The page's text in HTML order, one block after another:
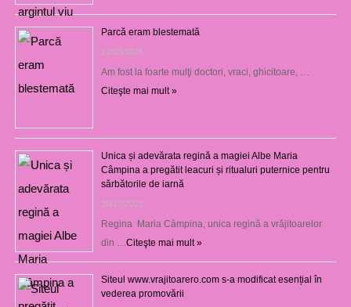
Parcă eram blestemată
12/03/2025
Am fost la foarte mulţi doctori, vraci, ghicitoare, …
Citeşte mai mult »
Unica și adevărata regină a magiei Albe Maria
Câmpina a pregătit leacuri și ritualuri puternice pentru
sărbătorile de iarnă
26/12/2023
Regina Maria Câmpina, unica regină a vrăjitoarelor
din … Citeşte mai mult »
Siteul www.vrajitoarero.com s-a modificat esențial în
vederea promovării